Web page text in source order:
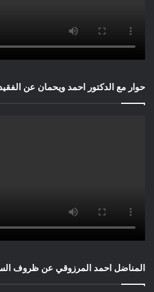
حوار مع الدكتور احمد ويحمان عن
المناضل احمد المرزوقي عن ظروف